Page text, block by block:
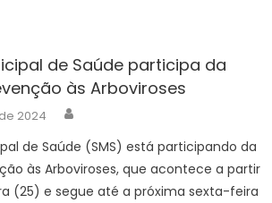
de Saúde participa da
às Arboviroses
2024
de Saúde (SMS) está participando da
às Arboviroses, que acontece a partir
(25) e segue até a próxima sexta-feira